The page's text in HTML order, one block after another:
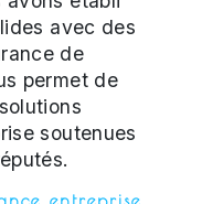
avec des
de
permet de
soutenues